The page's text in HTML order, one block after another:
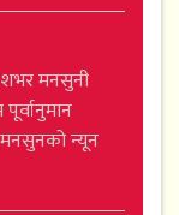
मनसुनी
न्यून